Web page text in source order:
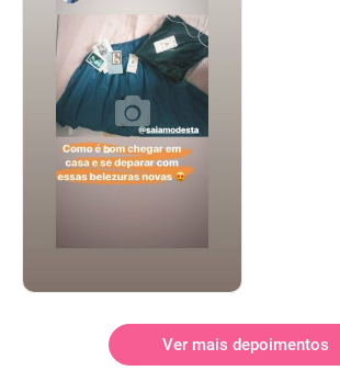
Ver mais depoimentos